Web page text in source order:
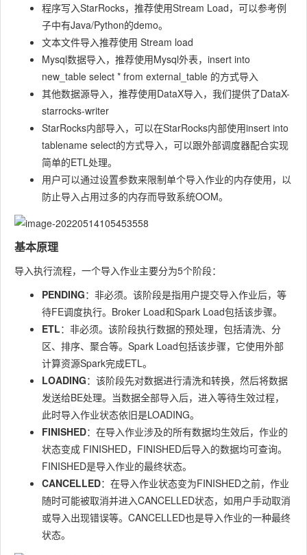
程序写入StarRocks，推荐使用Stream Load，可以参考例
子中有Java/Python的demo。
文本文件导入推荐使用 Stream load
Mysql数据导入，推荐使用Mysql外表，insert into
new_table select * from external_table 的方式导入
其他数据源导入，推荐使用DataX导入，我们提供了DataX-
starrocks-writer
StarRocks内部导入，可以在StarRocks内部使用insert into
tablename select的方式导入，可以跟外部调度器配合实现
简单的ETL处理。
用户可以通过设置参数来限制单个导入作业的内存使用，以
防止导入占用过多的内存而导致系统OOM。
基本原理
导入执行流程，一个导入作业主要分为5个阶段：
PENDING：非必须。该阶段是指用户提交导入作业后，等
待FE调度执行。Broker Load和Spark Load包括该步骤。
ETL：非必须。该阶段执行数据的预处理，包括清洗、分
区、排序、聚合等。Spark Load包括该步骤，它使用外部
计算资源Spark完成ETL。
LOADING：该阶段先对数据进行清洗和转换，然后将数据
发送给BE处理。当数据全部导入后，进入等待生效过程，
此时导入作业状态依旧是LOADING。
FINISHED：在导入作业涉及的所有数据均生效后，作业的
状态变成 FINISHED，FINISHED后导入的数据均可查询。
FINISHED是导入作业的最终状态。
CANCELLED：在导入作业状态变为FINISHED之前，作业
随时可能被取消并进入CANCELLED状态，如用户手动取消
或导入出现错误等。CANCELLED也是导入作业的一种最终
状态。